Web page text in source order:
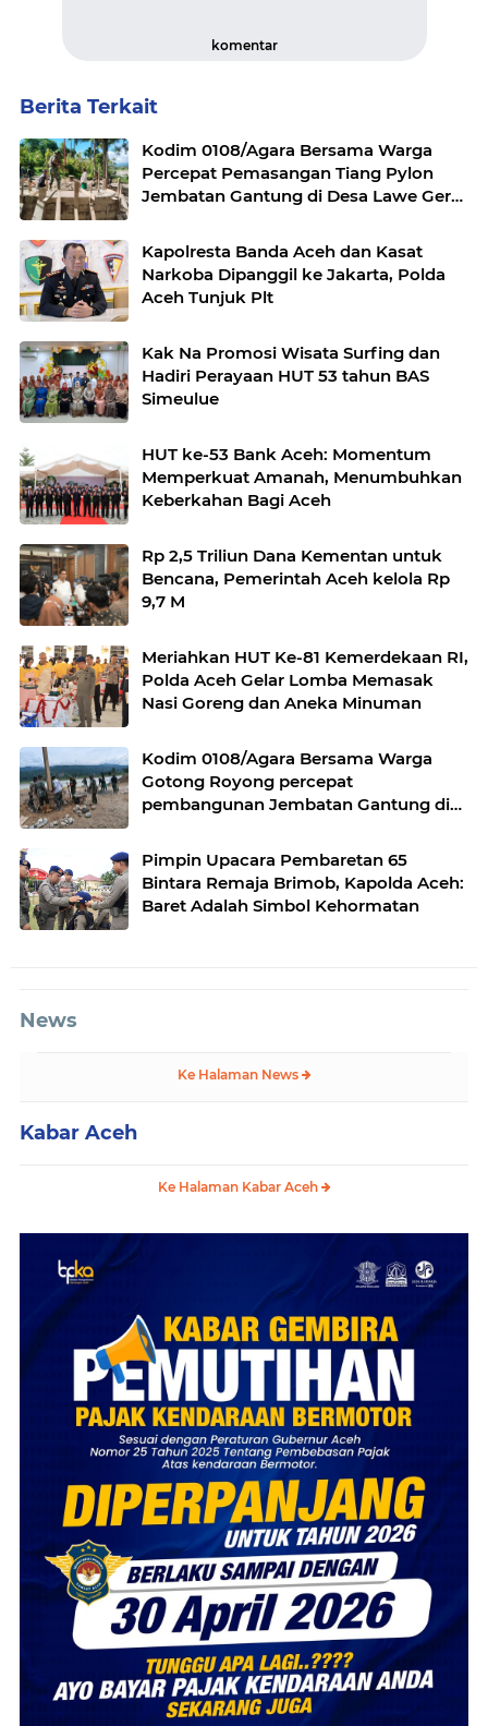
komentar
Berita Terkait
Kodim 0108/Agara Bersama Warga
Percepat Pemasangan Tiang Pylon
Jembatan Gantung di Desa Lawe Ger-
Kapolresta Banda Aceh dan Kasat
Narkoba Dipanggil ke Jakarta, Polda
Aceh Tunjuk Plt
Kak Na Promosi Wisata Surfing dan
Hadiri Perayaan HUT 53 tahun BAS
Simeulue
HUT ke-53 Bank Aceh: Momentum
Memperkuat Amanah, Menumbuhkan
Keberkahan Bagi Aceh
Rp 2,5 Triliun Dana Kementan untuk
Bencana, Pemerintah Aceh kelola Rp
9,7 M
Meriahkan HUT Ke-81 Kemerdekaan RI,
Polda Aceh Gelar Lomba Memasak
Nasi Goreng dan Aneka Minuman
Kodim 0108/Agara Bersama Warga
Gotong Royong percepat
pembangunan Jembatan Gantung di
Pimpin Upacara Pembaretan 65
Bintara Remaja Brimob, Kapolda Aceh:
Baret Adalah Simbol Kehormatan
News
Ke Halaman News
Kabar Aceh
Ke Halaman Kabar Aceh